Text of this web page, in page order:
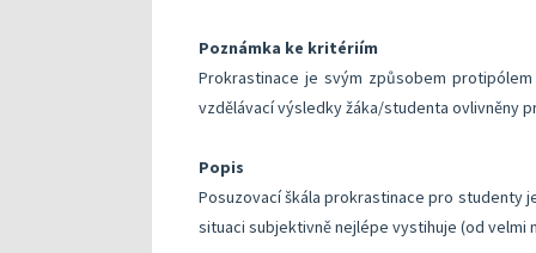
Poznámka ke kritériím
Prokrastinace je svým způsobem
vzdělávací výsledky žáka/studenta ovlivněny
Popis
Posuzovací škála prokrastinace pro studenty
situaci subjektivně nejlépe vystihuje (od velmi